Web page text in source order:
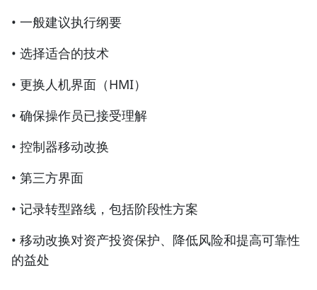
• 一般建议执行纲要
• 选择适合的技术
• 更换人机界面（HMI）
• 确保操作员已接受理解
• 控制器移动改换
• 第三方界面
• 记录转型路线，包括阶段性方案
• 移动改换对资产投资保护、降低风险和提高可靠性
的益处